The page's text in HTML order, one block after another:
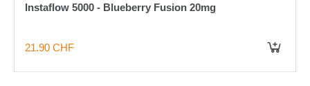
Instaflow 5000 - Blueberry Fusion 20mg
21.90 CHF